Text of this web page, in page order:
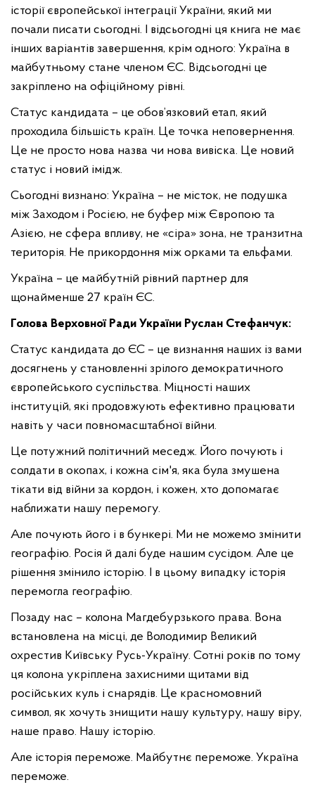
історії європейської інтеграції України, який ми
почали писати сьогодні. І відсьогодні ця книга не має
інших варіантів завершення, крім одного: Україна в
майбутньому стане членом ЄС. Відсьогодні це
закріплено на офіційному рівні.
Статус кандидата – це обов’язковий етап, який
проходила більшість країн. Це точка неповернення.
Це не просто нова назва чи нова вивіска. Це новий
статус і новий імідж.
Сьогодні визнано: Україна – не місток, не подушка
між Заходом і Росією, не буфер між Європою та
Азією, не сфера впливу, не «сіра» зона, не транзитна
територія. Не прикордоння між орками та ельфами.
Україна – це майбутній рівний партнер для
щонайменше 27 країн ЄС.
Голова Верховної Ради України Руслан Стефанчук:
Статус кандидата до ЄС – це визнання наших із вами
досягнень у становленні зрілого демократичного
європейського суспільства. Міцності наших
інституцій, які продовжують ефективно працювати
навіть у часи повномасштабної війни.
Це потужний політичний меседж. Його почують і
солдати в окопах, і кожна сім'я, яка була змушена
тікати від війни за кордон, і кожен, хто допомагає
наближати нашу перемогу.
Але почують його і в бункері. Ми не можемо змінити
географію. Росія й далі буде нашим сусідом. Але це
рішення змінило історію. І в цьому випадку історія
перемогла географію.
Позаду нас – колона Магдебурзького права. Вона
встановлена на місці, де Володимир Великий
охрестив Київську Русь-Україну. Сотні років по тому
ця колона укріплена захисними щитами від
російських куль і снарядів. Це красномовний
символ, як хочуть знищити нашу культуру, нашу віру,
наше право. Нашу історію.
Але історія переможе. Майбутнє переможе. Україна
переможе.